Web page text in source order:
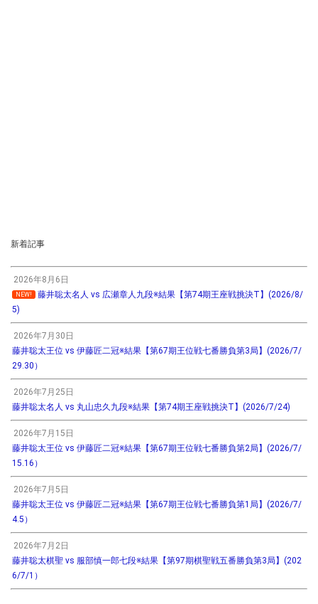
新着記事
2026年8月6日
NEW!
藤井聡太名人 vs 広瀬章人九段※結果【第74期王座戦挑決T】(2026/8/
5)
2026年7月30日
藤井聡太王位 vs 伊藤匠二冠※結果【第67期王位戦七番勝負第3局】(2026/7/
29.30）
2026年7月25日
藤井聡太名人 vs 丸山忠久九段※結果【第74期王座戦挑決T】(2026/7/24)
2026年7月15日
藤井聡太王位 vs 伊藤匠二冠※結果【第67期王位戦七番勝負第2局】(2026/7/
15.16）
2026年7月5日
藤井聡太王位 vs 伊藤匠二冠※結果【第67期王位戦七番勝負第1局】(2026/7/
4.5）
2026年7月2日
藤井聡太棋聖 vs 服部慎一郎七段※結果【第97期棋聖戦五番勝負第3局】(202
6/7/1）